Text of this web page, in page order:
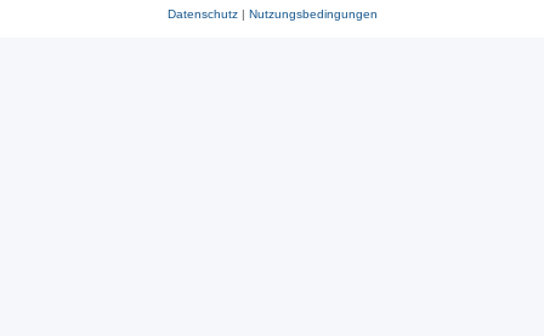
Datenschutz| Nutzungsbedingungen